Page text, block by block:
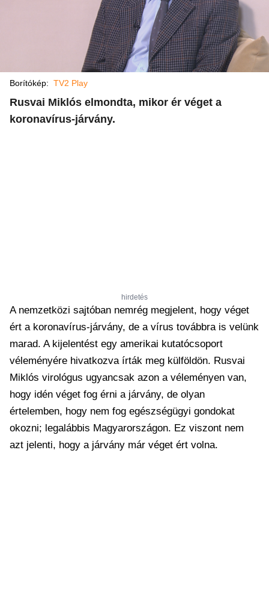
Borítókép: TV2 Play
Rusvai Miklós elmondta, mikor ér véget a
koronavírus-járvány.
hirdetés
A nemzetközi sajtóban nemrég megjelent, hogy véget
ért a koronavírus-járvány, de a vírus továbbra is velünk
marad. A kijelentést egy amerikai kutatócsoport
véleményére hivatkozva írták meg külföldön. Rusvai
Miklós virológus ugyancsak azon a véleményen van,
hogy idén véget fog érni a járvány, de olyan
értelemben, hogy nem fog egészségügyi gondokat
okozni; legalábbis Magyarországon. Ez viszont nem
azt jelenti, hogy a járvány már véget ért volna.